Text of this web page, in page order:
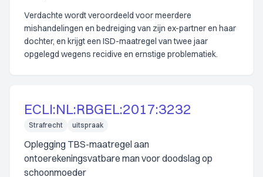
Verdachte wordt veroordeeld voor meerdere
mishandelingen en bedreiging van zijn ex-partner en haar
dochter, en krijgt een ISD-maatregel van twee jaar
opgelegd wegens recidive en ernstige problematiek.
ECLI:NL:RBGEL:2017:3232
Strafrecht uitspraak
Oplegging TBS-maatregel aan
ontoerekeningsvatbare man voor doodslag op
schoonmoeder